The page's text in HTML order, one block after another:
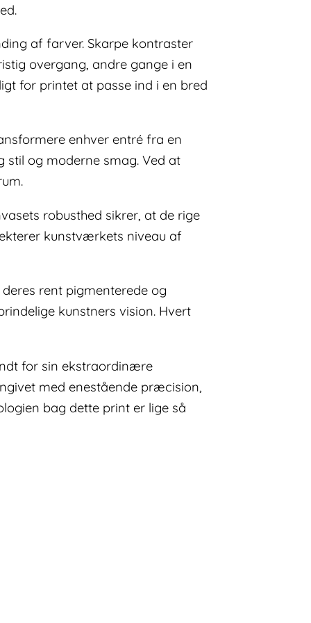
af farver. Skarpe kontraster
overgang, andre gange i en
for printet at passe ind i en bred
enhver entré fra en
og moderne smag. Ved at
robusthed sikrer, at de rige
kunstværkets niveau af
rent pigmenterede og
kunstners vision. Hvert
for sin ekstraordinære
med enestående præcision,
bag dette print er lige så